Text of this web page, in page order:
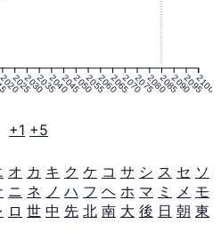
2025203020352040204520502055206020652070207520802085209020952100
+1 +5
オ カ キ ク ケ コ サ シ ス セ ソ
ニ ネ ノ ハ フ ヘ ホ マ ミ メ モ
ロ 世 中 先 北 南 大 後 日 朝 東